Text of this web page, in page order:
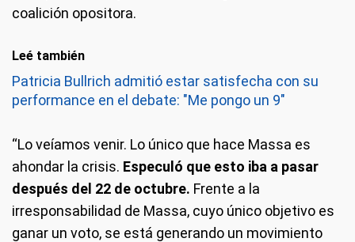
coalición opositora.
Leé también
Patricia Bullrich admitió estar satisfecha con su
performance en el debate: "Me pongo un 9"
“Lo veíamos venir. Lo único que hace Massa es
ahondar la crisis. Especuló que esto iba a pasar
después del 22 de octubre. Frente a la
irresponsabilidad de Massa, cuyo único objetivo es
ganar un voto, se está generando un movimiento